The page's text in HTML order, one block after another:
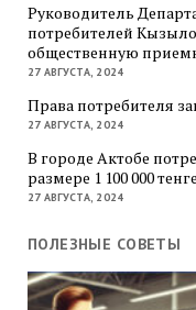
Руководитель
потребителей
общественную
27 АВГУСТА, 2024
Права потребителя
27 АВГУСТА, 2024
В городе Актобе
размере 1 100 000 тенге
27 АВГУСТА, 2024
ПОЛЕЗНЫЕ СОВЕТЫ